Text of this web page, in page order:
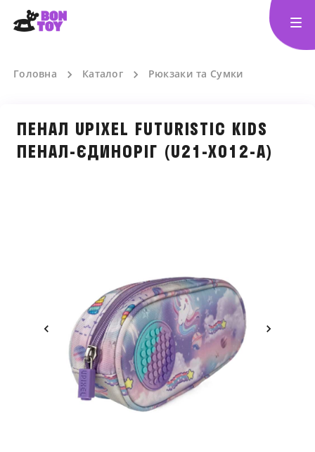
Головна Каталог Рюкзаки та Cумки
ПЕНАЛ UPIXEL FUTURISTIC KIDS
ПЕНАЛ-ЄДИНОРІГ (U21-X012-A)